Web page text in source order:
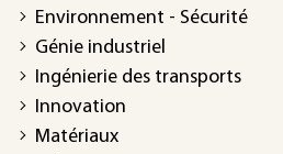
Environnement - Sécurité
Génie industriel
Ingénierie des transports
Innovation
Matériaux